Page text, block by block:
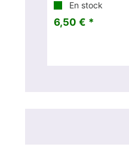
En stock
6,50 € *